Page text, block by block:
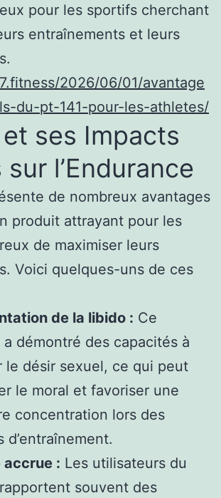
pour les sportifs cherchant
entraînements et leurs
2026/06/01/avantage
du-pt-141-pour-les-athletes/
et ses Impacts
l’Endurance
de nombreux avantages
produit attrayant pour les
de maximiser leurs
Voici quelques-uns de ces
de la libido : Ce
démontré des capacités à
le désir sexuel, ce qui peut
le moral et favoriser une
concentration lors des
d’entraînement.
accrue : Les utilisateurs du
souvent des